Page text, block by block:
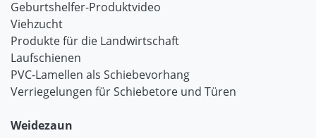
Geburtshelfer-Produktvideo
Viehzucht
Produkte für die Landwirtschaft
Laufschienen
PVC-Lamellen als Schiebevorhang
Verriegelungen für Schiebetore und Türen
Weidezaun